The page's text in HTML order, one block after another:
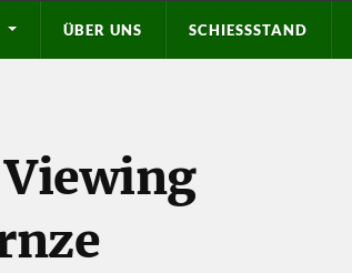
ÜBER UNS SCHIESSSTAND